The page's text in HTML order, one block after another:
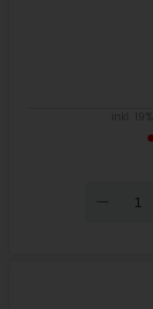
Down